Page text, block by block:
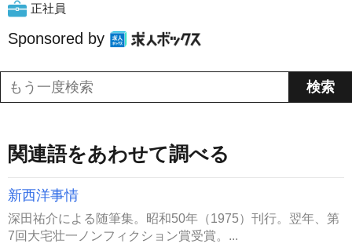
正社員
Sponsored by
関連語をあわせて調べる
新西洋事情
深田祐介による随筆集。昭和50年（1975）刊行。翌年、第
7回大宅壮一ノンフィクション賞受賞。...